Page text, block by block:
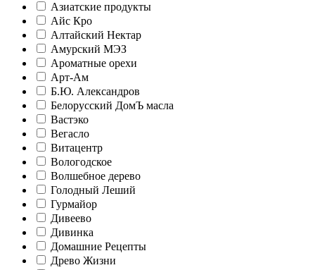
Азиатские продукты
Айс Кро
Алтайский Нектар
Амурский МЭЗ
Ароматные орехи
Арт-Ам
Б.Ю. Александров
Белорусский ДомЪ масла
Вастэко
Вегасло
Витацентр
Вологодское
Волшебное дерево
Голодный Леший
Гурмайор
Дивеево
Дивинка
Домашние Рецепты
Древо Жизни